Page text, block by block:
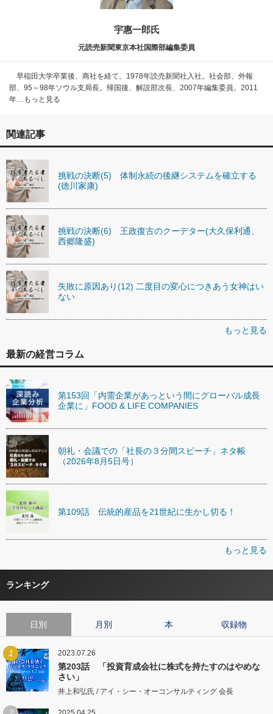
宇惠一郎氏
元読売新聞東京本社国際部編集委員
早稲田大学卒業後、商社を経て、1978年読売新聞社入社。社会部、外報
部、95～98年ソウル支局長。帰国後、解説部次長、2007年編集委員。2011
年…もっと見る
関連記事
挑戦の決断(5) 体制永続の後継システムを確立する
(徳川家康)
挑戦の決断(6) 王政復古のクーデター(大久保利通、
西郷隆盛)
失敗に原因あり(12) 二度目の変心につきあう女神はい
ない
もっと見る
最新の経営コラム
第153回「内需企業があっという間にグローバル成長
企業に」FOOD & LIFE COMPANIES
朝礼・会議での「社長の３分間スピーチ」ネタ帳
（2026年8月5日号）
第109話 伝統的産品を21世紀に生かし切る！
もっと見る
ランキング
日別 月別 本 収録物
1 2023.07.26
第203話 「投資育成会社に株式を持たすのはやめな
さい」
井上和弘氏 / アイ・シー・オーコンサルティング 会長